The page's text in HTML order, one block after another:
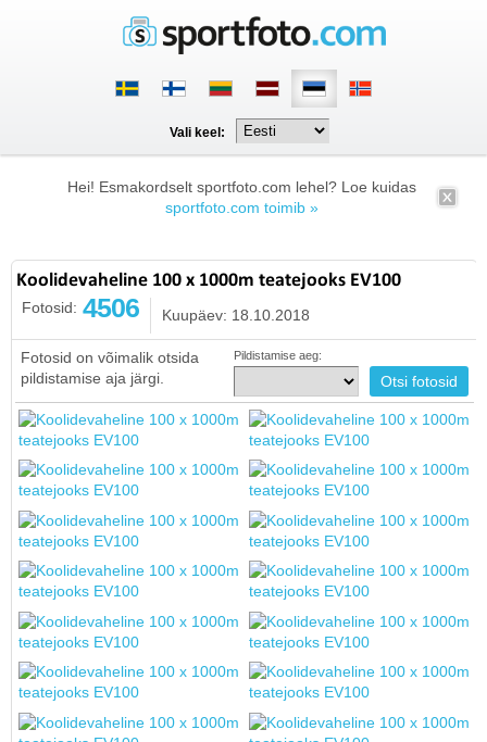
Vali keel:
Hei! Esmakordselt sportfoto.com lehel? Loe kuidas
sportfoto.com toimib »
Koolidevaheline 100 x 1000m teatejooks EV100
Fotosid: 4506 Kuupäev: 18.10.2018
Fotosid on võimalik otsida
pildistamise aja järgi.
Pildistamise aeg: